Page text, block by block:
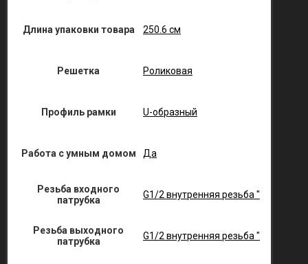
Длина упаковки товара 250.6 см
Решетка Роликовая
Профиль рамки U-образный
Работа с умным домом Да
Резьба входного
патрубка
G1/2 внутренняя резьба "
Резьба выходного
патрубка
G1/2 внутренняя резьба "